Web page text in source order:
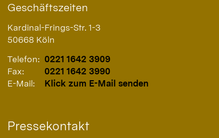
Geschäftszeiten
Kardinal-Frings-Str. 1-3
50668 Köln
Telefon: 0221 1642 3909
Fax:
0221 1642 3990
E-Mail:
Klick zum E-Mail senden
Pressekontakt